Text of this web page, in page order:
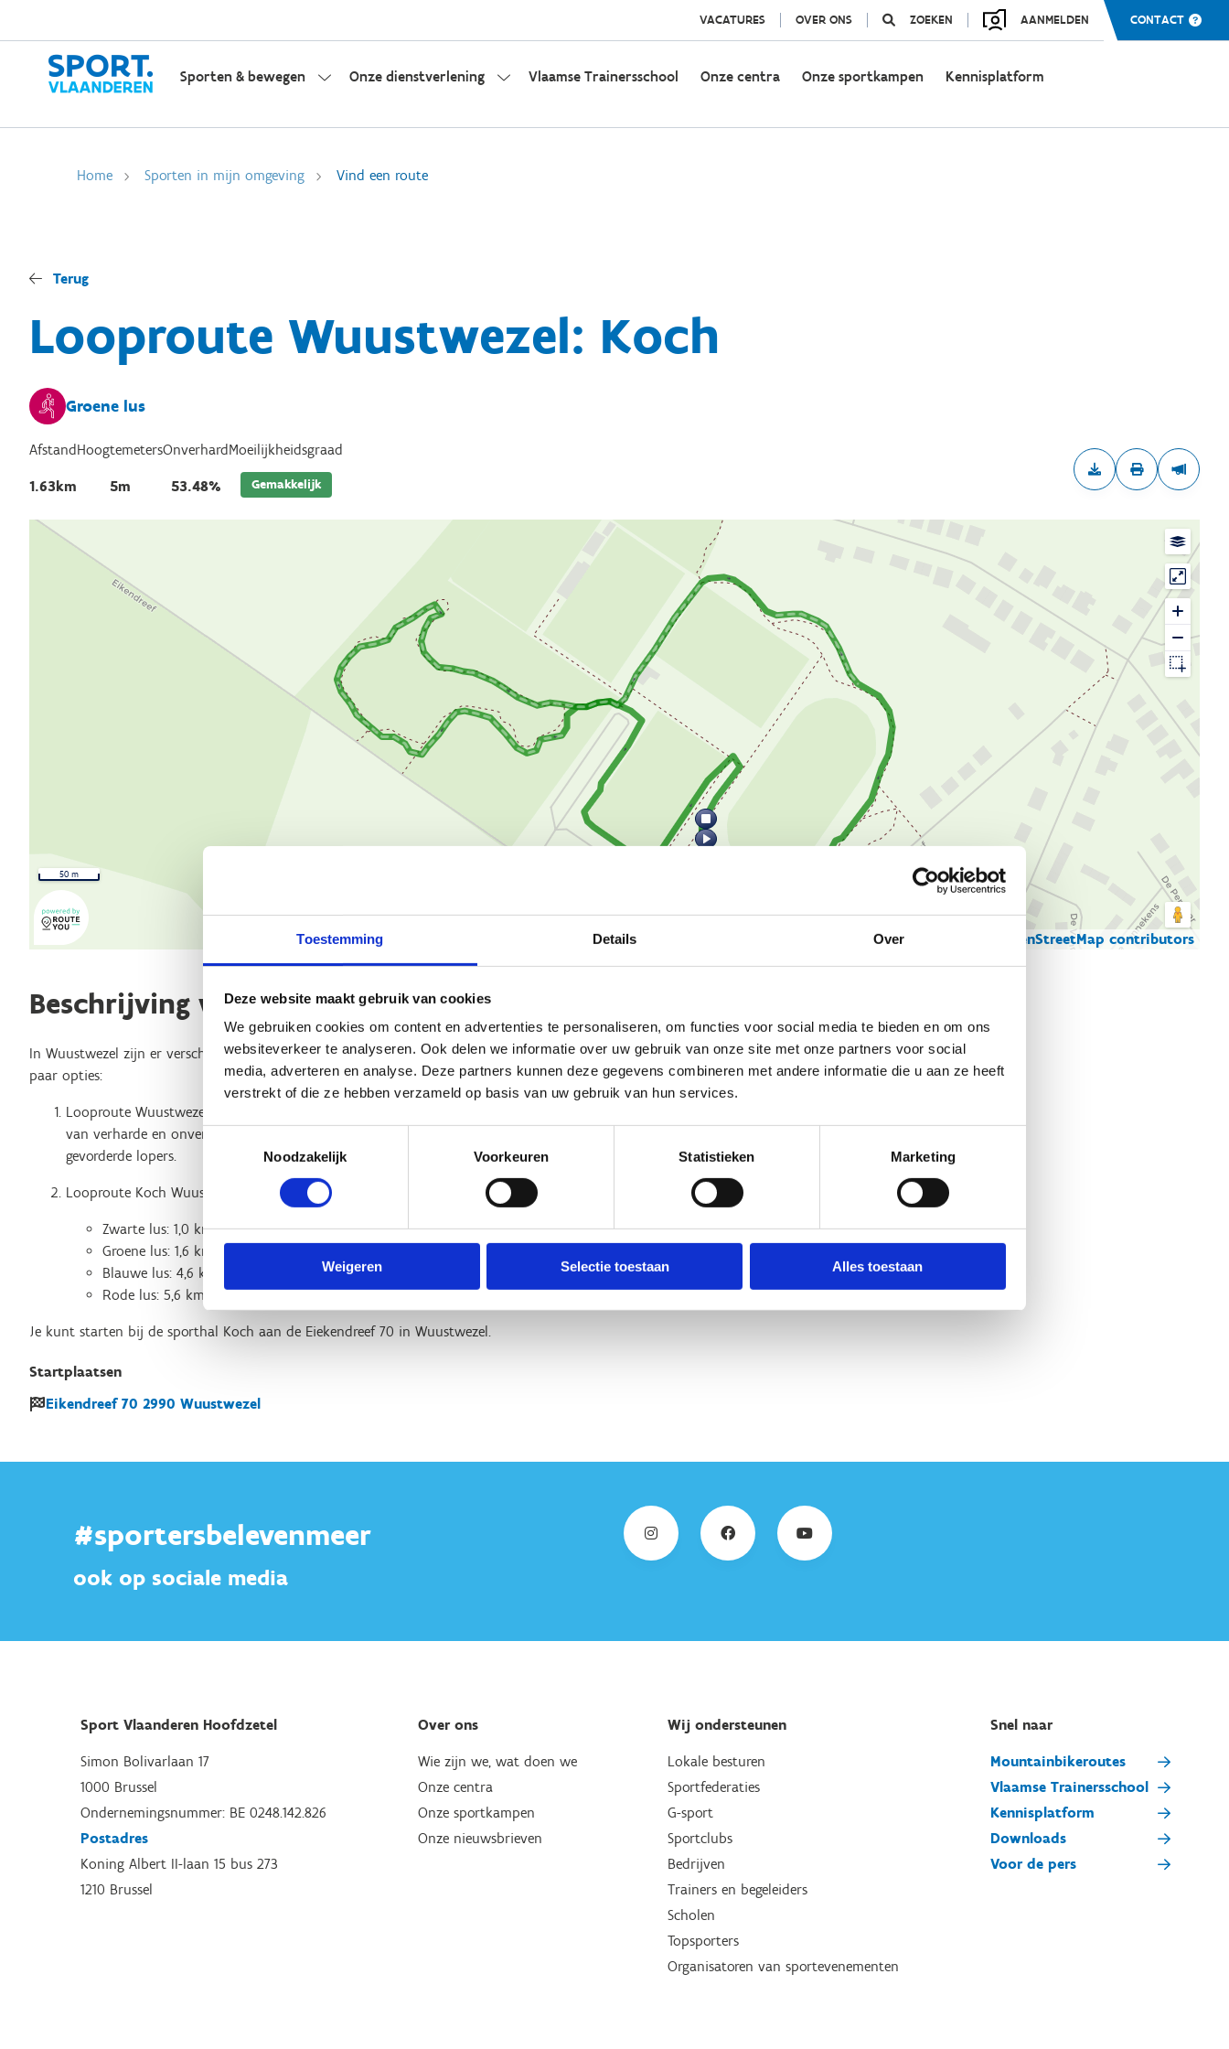
Toestemming Details Over
Deze website maakt gebruik van cookies
We gebruiken cookies om content en advertenties te personaliseren, om functies voor social media te bieden en om ons
websiteverkeer te analyseren. Ook delen we informatie over uw gebruik van onze site met onze partners voor social
media, adverteren en analyse. Deze partners kunnen deze gegevens combineren met andere informatie die u aan ze heeft
verstrekt of die ze hebben verzameld op basis van uw gebruik van hun services.
Toestemmingsselectie
Noodzakelijk
Voorkeuren Statistieken Marketing
Weigeren Selectie toestaan Alles toestaan
VACATURES OVER ONS ZOEKEN AANMELDEN CONTACT
Sporten & bewegen Onze dienstverlening Vlaamse Trainersschool Onze centra Onze sportkampen Kennisplatform
Home Sporten in mijn omgeving Vind een route
Terug
Looproute Wuustwezel: Koch
Groene lus
Afstand
1.63km
Hoogtemeters
5m
Onverhard
53.48%
Moeilijkheidsgraad
Gemakkelijk
© Thunderforest © OpenStreetMap contributors
50 m
Beschrijving van de route
In Wuustwezel zijn er verschillende mooie looproutes die je kunt verkennen. Hier zijn een
paar opties:
Looproute Wuustwezel - Rood: Deze route is ongeveer 5,62 km lang en biedt een mix
van verharde en onverharde paden. Het is een populaire keuze voor zowel beginners als
gevorderde lopers.
Looproute Koch Wuustwezel: Deze locatie biedt meerdere lussen:
Zwarte lus: 1,0 km, volledig onverhard.
Groene lus: 1,6 km, grotendeels onverhard.
Blauwe lus: 4,6 km, voornamelijk onverhard.
Rode lus: 5,6 km, deels onverhard.
Je kunt starten bij de sporthal Koch aan de Eiekendreef 70 in Wuustwezel.
Startplaatsen
Eikendreef 70 2990 Wuustwezel
#sportersbelevenmeer
ook op sociale media
Sport Vlaanderen Hoofdzetel
Simon Bolivarlaan 17
1000 Brussel
Ondernemingsnummer: BE 0248.142.826
Postadres
Koning Albert II-laan 15 bus 273
1210 Brussel
Over ons
Wie zijn we, wat doen we
Onze centra
Onze sportkampen
Onze nieuwsbrieven
Wij ondersteunen
Lokale besturen
Sportfederaties
G-sport
Sportclubs
Bedrijven
Trainers en begeleiders
Scholen
Topsporters
Organisatoren van sportevenementen
Snel naar
Mountainbikeroutes
Vlaamse Trainersschool
Kennisplatform
Downloads
Voor de pers